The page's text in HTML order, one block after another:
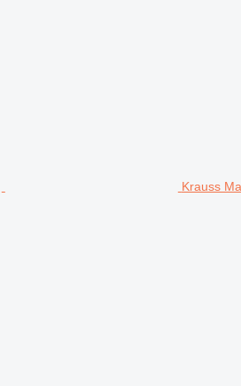
Krauss